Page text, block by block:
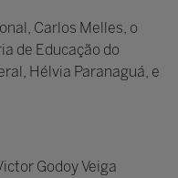
Carlos Melles, o
de Educação do
Hélvia Paranaguá, e
Godoy Veiga